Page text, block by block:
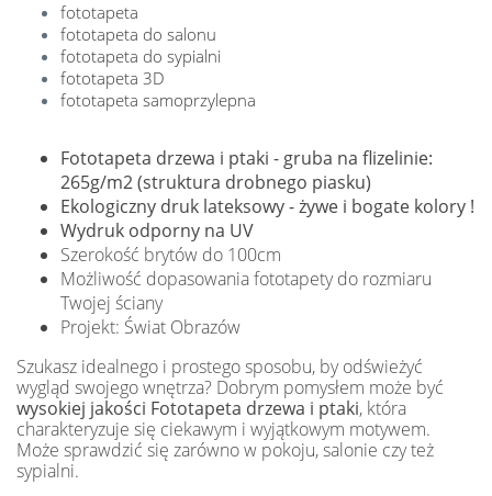
fototapeta
fototapeta do salonu
fototapeta do sypialni
fototapeta 3D
fototapeta samoprzylepna
Fototapeta drzewa i ptaki - gruba na flizelinie:
265g/m2 (struktura drobnego piasku)
Ekologiczny druk lateksowy - żywe i bogate kolory !
Wydruk odporny na UV
Szerokość brytów do 100cm
Możliwość dopasowania fototapety do rozmiaru
Twojej ściany
Projekt: Świat Obrazów
Szukasz idealnego i prostego sposobu, by odświeżyć
wygląd swojego wnętrza? Dobrym pomysłem może być
wysokiej jakości Fototapeta drzewa i ptaki, która
charakteryzuje się ciekawym i wyjątkowym motywem.
Może sprawdzić się zarówno w pokoju, salonie czy też
sypialni.